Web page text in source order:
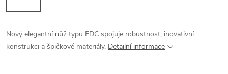
Nový elegantní nůž typu EDC spojuje robustnost, inovativní
konstrukci a špičkové materiály. Detailní informace